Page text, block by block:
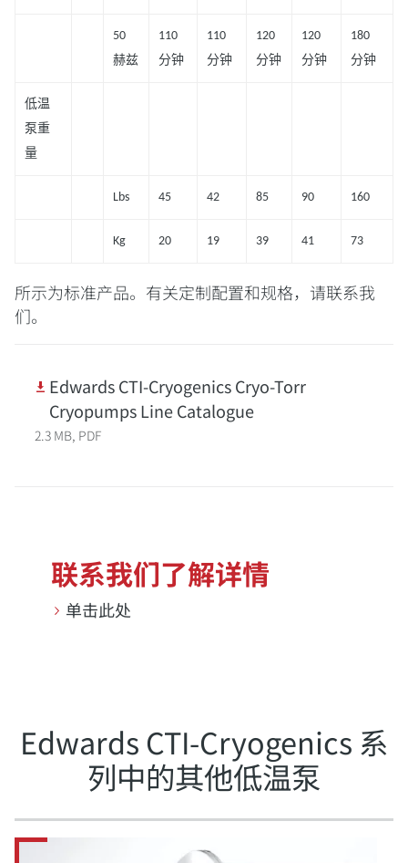
50
赫兹
110
分钟
110
分钟
120
分钟
120
分钟
180
分钟
低温
泵重
量
Lbs 45 42 85 90 160
Kg 20 19 39 41 73
所示为标准产品。有关定制配置和规格，请联系我
们。
Edwards CTI-Cryogenics Cryo-Torr
Cryopumps Line Catalogue
2.3 MB, PDF
联系我们了解详情
单击此处
Edwards CTI-Cryogenics 系
列中的其他低温泵